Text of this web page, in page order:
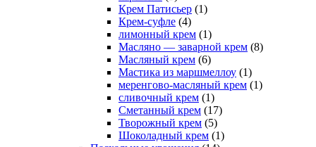
Крем Патисьер (1)
Крем-суфле (4)
лимонный крем (1)
Масляно — заварной крем (8)
Масляный крем (6)
Мастика из маршмеллоу (1)
меренгово-масляный крем (1)
сливочный крем (1)
Сметанный крем (17)
Творожный крем (5)
Шоколадный крем (1)